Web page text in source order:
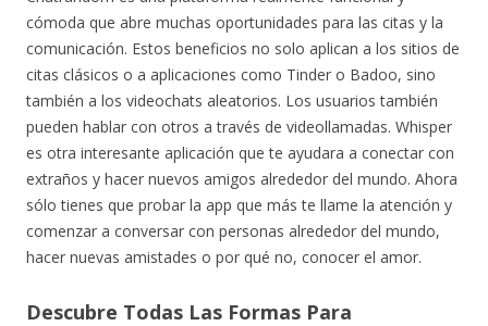
cómoda que abre muchas oportunidades para las citas y la
comunicación. Estos beneficios no solo aplican a los sitios de
citas clásicos o a aplicaciones como Tinder o Badoo, sino
también a los videochats aleatorios. Los usuarios también
pueden hablar con otros a través de videollamadas. Whisper
es otra interesante aplicación que te ayudara a conectar con
extraños y hacer nuevos amigos alrededor del mundo. Ahora
sólo tienes que probar la app que más te llame la atención y
comenzar a conversar con personas alrededor del mundo,
hacer nuevas amistades o por qué no, conocer el amor.
Descubre Todas Las Formas Para